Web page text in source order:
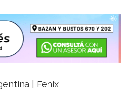
| Fenix